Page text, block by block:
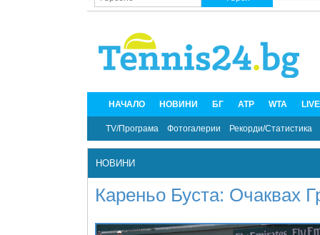
НАЧАЛО НОВИНИ БГ ATP WTA
TV/Програма Фотогалерии Рекорди/Статистика
НОВИНИ
Кареньо Буста: Очаквах